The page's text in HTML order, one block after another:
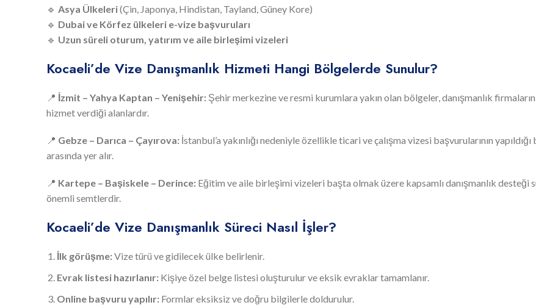
🔹 Asya Ülkeleri(Çin, Japonya, Hindistan, Tayland, Güney Kore)
🔹 Dubai ve Körfez ülkeleri e-vize başvuruları
🔹 Uzun süreli oturum, yatırım ve aile birleşimi vizeleri
Kocaeli’de Vize Danışmanlık Hizmeti Hangi Bölgelerde Sunulur?
📍 İzmit – Yahya Kaptan – Yenişehir: Şehir merkezine ve resmi kurumlara yakın olan bölgeler, danışmanlık
hizmet verdiği alanlardır.
📍 Gebze – Darıca – Çayırova: İstanbul’a yakınlığı nedeniyle özellikle ticari ve çalışma vizesi başvurularının
arasında yer alır.
📍 Kartepe – Başiskele – Derince: Eğitim ve aile birleşimi vizeleri başta olmak üzere kapsamlı danışmanlık desteği
önemli semtlerdir.
Kocaeli’de Vize Danışmanlık Süreci Nasıl İşler?
İlk görüşme:Vize türü ve gidilecek ülke belirlenir.
Evrak listesi hazırlanır: Kişiye özel belge listesi oluşturulur ve eksik evraklar tamamlanır.
Online başvuru yapılır: Formlar eksiksiz ve doğru bilgilerle doldurulur.